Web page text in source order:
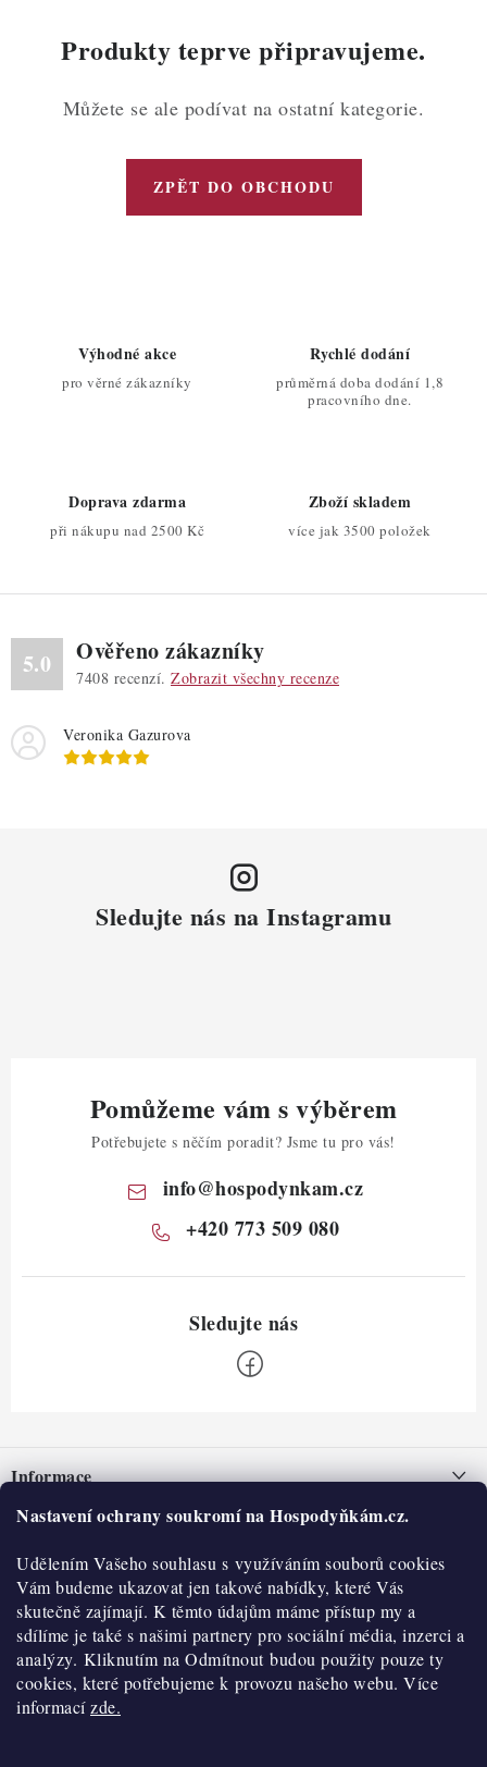
Nastavení ochrany soukromí na Hospodyňkám.cz.
Udělením Vašeho souhlasu s využíváním souborů cookies
Vám budeme ukazovat jen takové nabídky, které Vás
skutečně zajímají. K těmto údajům máme přístup my a
sdílíme je také s našimi partnery pro sociální média, inzerci a
analýzy. Kliknutím na Odmítnout budou použity pouze ty
cookies, které potřebujeme k provozu našeho webu. Více
informacízde.
Produkty teprve připravujeme.
Můžete se ale podívat na ostatní kategorie.
ZPĚT DO OBCHODU
Výhodné akce
pro věrné zákazníky
Rychlé dodání
průměrná doba dodání 1,8
pracovního dne.
Doprava zdarma
při nákupu nad 2500 Kč
Zboží skladem
více jak 3500 položek
5.0 Ověřeno zákazníky
7408 recenzí. Zobrazit všechny recenze
Veronika Gazurova
Sledujte nás na Instagramu
Pomůžeme vám s výběrem
Potřebujete s něčím poradit? Jsme tu pro vás!
info@hospodynkam.cz
+420 773 509 080
pInformace
Nepřevzetí zásilky na dobírku
Obchodní podmínky
Hodnocení obchodu
Blog
Moje objednávka
O nás
Historie
Kontakty
O nákupu
Reklamace a vratky
Výdejní místa